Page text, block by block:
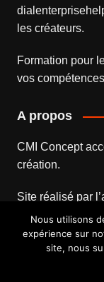
les créateurs.
Formation pour
vos
A propos
CMI Concept
création.
Site réalisé par l’
Nous utilisons
expérience sur
site, nous